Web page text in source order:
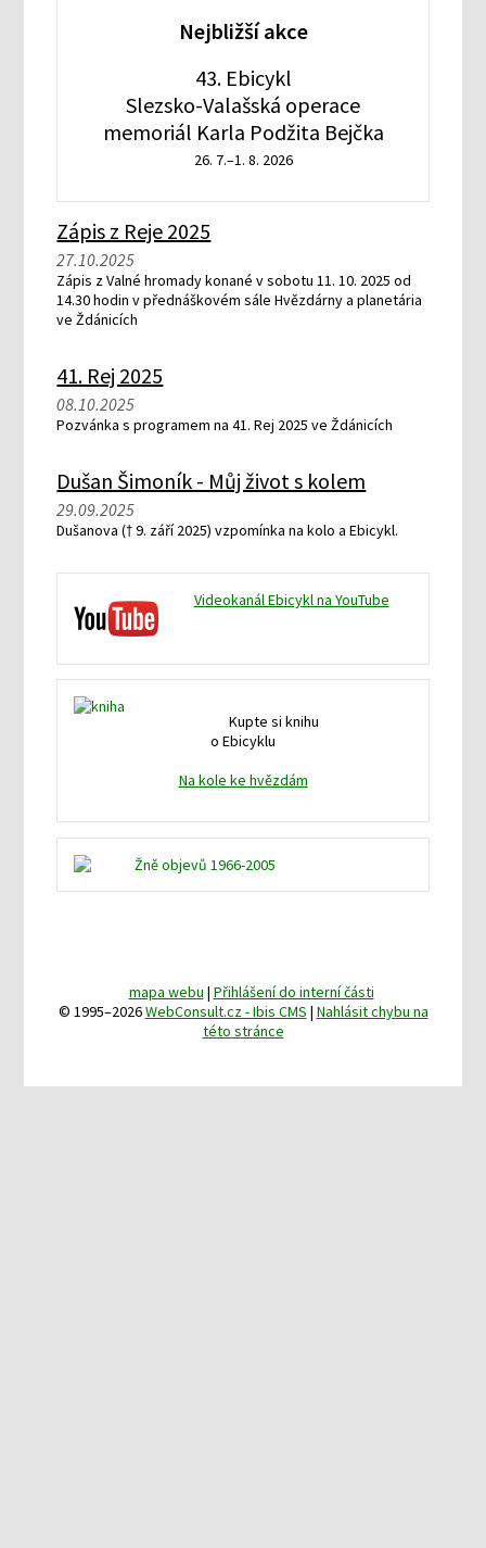
Nejbližší akce
43. Ebicykl
Slezsko-Valašská operace
memoriál Karla Podžita Bejčka
26. 7.–1. 8. 2026
Zápis z Reje 2025
27.10.2025
Zápis z Valné hromady konané v sobotu 11. 10. 2025 od
14.30 hodin v přednáškovém sále Hvězdárny a planetária
ve Ždánicích
41. Rej 2025
08.10.2025
Pozvánka s programem na 41. Rej 2025 ve Ždánicích
Dušan Šimoník - Můj život s kolem
29.09.2025
Dušanova († 9. září 2025) vzpomínka na kolo a Ebicykl.
Videokanál Ebicykl na YouTube
Kupte si knihu
o Ebicyklu
Na kole ke hvězdám
mapa webu | Přihlášení do interní části
© 1995–2026WebConsult.cz - Ibis CMS | Nahlásit chybu na
této stránce